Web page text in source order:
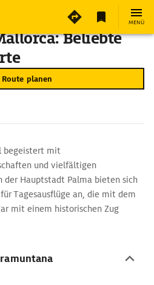
MENÜ
Beliebte
Route planen
begeistert mit
und vielfältigen
der Hauptstadt Palma bieten sich
Tagesausflüge an, die mit dem
mit einem historischen Zug